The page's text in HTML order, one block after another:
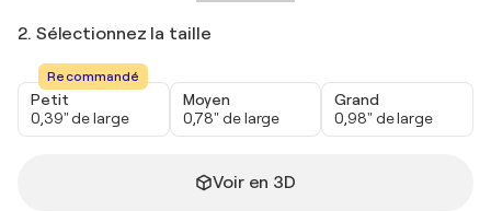
2. Sélectionnez la taille
Recommandé
Petit
0,39" de large
Moyen
0,78" de large
Grand
0,98" de large
Voir en 3D